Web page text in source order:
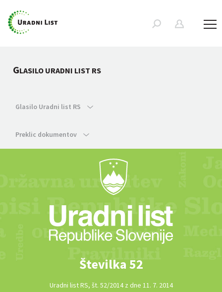
GLASILO URADNI LIST RS
Glasilo Uradni list RS
Preklic dokumentov
Številka 52
Uradni list RS, št. 52/2014 z dne 11. 7. 2014